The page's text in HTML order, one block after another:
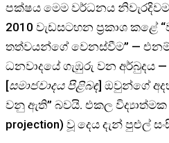
පක්ෂය මෙම වර්ධනය
2010 වැඩසටහන ප්‍රකාශ කළේ
තත්වයන්ගේ වෙනස්වීම” —
ධනවාදයේ ගැඹුරු වන අර්බුදය
[සමාජවාදය පිළිබඳ] ඔවුන්ගේ
වනු ඇති” බවයි. එකල
projection) වූ දෙය දැන් පුළුල්